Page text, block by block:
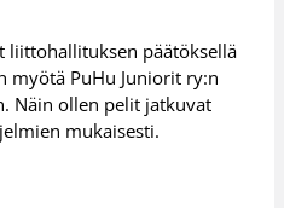
liittohallituksen päätöksellä
myötä PuHu Juniorit ry:n
Näin ollen pelit jatkuvat
mukaisesti.